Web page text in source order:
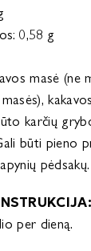
0,58 g
masė (ne
karčių
būti pieno
pėdsakų.
per dieną.